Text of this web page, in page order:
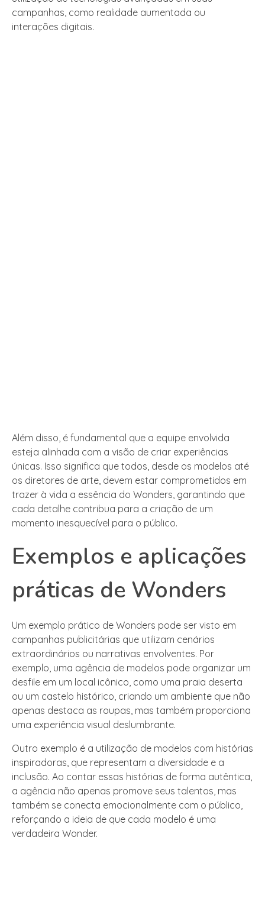
campanhas, como realidade aumentada ou
interações digitais.
Além disso, é fundamental que a equipe envolvida
esteja alinhada com a visão de criar experiências
únicas. Isso significa que todos, desde os modelos até
os diretores de arte, devem estar comprometidos em
trazer à vida a essência do Wonders, garantindo que
cada detalhe contribua para a criação de um
momento inesquecível para o público.
Exemplos e aplicações
práticas de Wonders
Um exemplo prático de Wonders pode ser visto em
campanhas publicitárias que utilizam cenários
extraordinários ou narrativas envolventes. Por
exemplo, uma agência de modelos pode organizar um
desfile em um local icônico, como uma praia deserta
ou um castelo histórico, criando um ambiente que não
apenas destaca as roupas, mas também proporciona
uma experiência visual deslumbrante.
Outro exemplo é a utilização de modelos com histórias
inspiradoras, que representam a diversidade e a
inclusão. Ao contar essas histórias de forma autêntica,
a agência não apenas promove seus talentos, mas
também se conecta emocionalmente com o público,
reforçando a ideia de que cada modelo é uma
verdadeira Wonder.